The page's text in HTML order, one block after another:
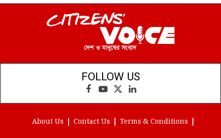
FOLLOW US
Facebook
YouTube
X
(Twitter)
LinkedIn
About Us Contact Us Terms & Conditions